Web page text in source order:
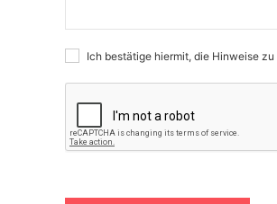
Ich bestätige hiermit, die Hinweise zu